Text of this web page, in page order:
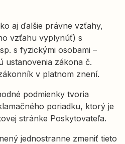
aj ďalšie právne vzťahy,
vzťahu vyplynúť) s
s fyzickými osobami –
ustanovenia zákona č.
v platnom znení.
podmienky tvoria
poriadku, ktorý je
stránke Poskytovateľa.
jednostranne zmeniť tieto